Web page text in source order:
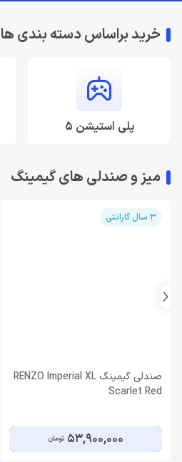
خرید براساس دسته بندی ها
پلی استیشن 5
میز و صندلی های گیمینگ
3 سال گارانتی
صندلی گیمینگ RENZO Imperial XL
Scarlet Red
53,900,000 تومان